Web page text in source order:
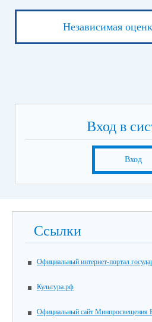
Независимая
Вход в
Вход
Ссылки
Официальный интернет-портал
Культура.рф
Официальный сайт Минпросвещения